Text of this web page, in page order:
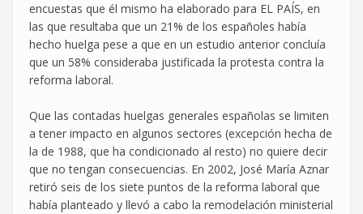
encuestas que él mismo ha elaborado para EL PAÍS, en
las que resultaba que un 21% de los españoles había
hecho huelga pese a que en un estudio anterior concluía
que un 58% consideraba justificada la protesta contra la
reforma laboral.
Que las contadas huelgas generales españolas se limiten
a tener impacto en algunos sectores (excepción hecha de
la de 1988, que ha condicionado al resto) no quiere decir
que no tengan consecuencias. En 2002, José María Aznar
retiró seis de los siete puntos de la reforma laboral que
había planteado y llevó a cabo la remodelación ministerial